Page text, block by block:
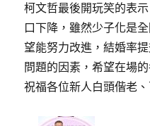
柯文哲最後開玩笑的表
口下降，雖然少子化是
望能努力改進，結婚率
問題的因素，希望在場
祝福各位新人白頭偕老、